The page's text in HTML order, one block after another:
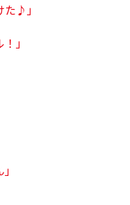
た♪」
」